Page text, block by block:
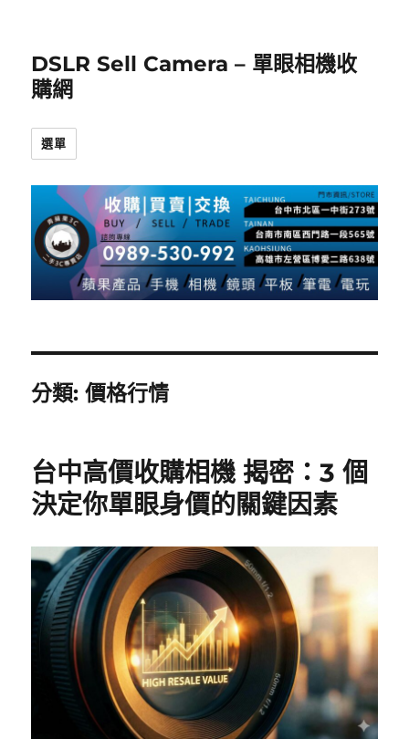
DSLR Sell Camera – 單眼相機收
購網
選單
分類:價格行情
台中高價收購相機 揭密：3 個
決定你單眼身價的關鍵因素